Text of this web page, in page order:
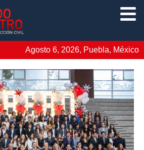
Agosto 6, 2026, Puebla, México